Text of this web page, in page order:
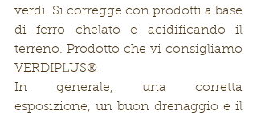
verdi. Si corregge con prodotti a base
di ferro chelato e acidificando il
VERDIPLUS®
In generale, una corretta
esposizione, un buon drenaggio e il